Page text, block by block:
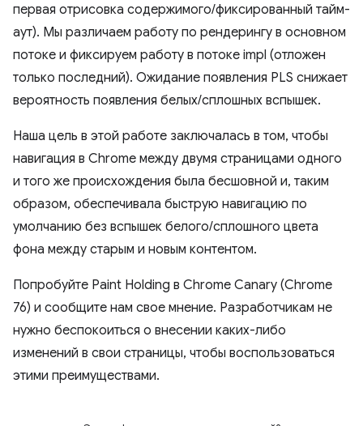
первая отрисовка содержимого/фиксированный тайм-
аут). Мы различаем работу по рендерингу в основном
потоке и фиксируем работу в потоке impl (отложен
только последний). Ожидание появления PLS снижает
вероятность появления белых/сплошных вспышек.
Наша цель в этой работе заключалась в том, чтобы
навигация в Chrome между двумя страницами одного
и того же происхождения была бесшовной и, таким
образом, обеспечивала быструю навигацию по
умолчанию без вспышек белого/сплошного цвета
фона между старым и новым контентом.
Попробуйте Paint Holding в Chrome Canary (Chrome
76) и сообщите нам свое мнение. Разработчикам не
нужно беспокоиться о внесении каких-либо
изменений в свои страницы, чтобы воспользоваться
этими преимуществами.